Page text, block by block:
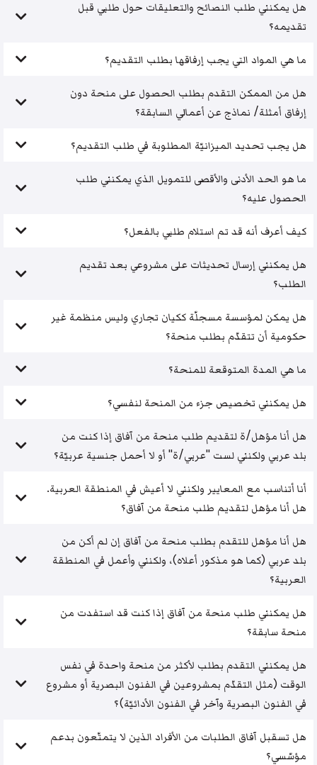
هل يمكنني طلب النصائح والتعليقات حول طلبي قبل
تقديمه؟
ما هي المواد التي يجب إرفاقها بطلب التقديم؟
هل من الممكن التقدم بطلب الحصول على منحة دون
إرفاق أمثلة/ نماذج عن أعمالي السابقة؟
هل يجب تحديد الميزانيّة المطلوبة في طلب التقديم؟
ما هو الحد الأدنى والأقصى للتمويل الذي يمكنني طلب
الحصول عليه؟
كيف أعرف أنه قد تم استلام طلبي بالفعل؟
هل يمكنني إرسال تحديثات على مشروعي بعد تقديم
الطلب؟
هل يمكن لمؤسسة مسجلّة ككيان تجاري وليس منظمة غير
حكومية أن تتقدّم بطلب منحة؟
ما هي المدة المتوقعة للمنحة؟
هل يمكنني تخصيص جزء من المنحة لنفسي؟
هل أنا مؤهل/ة لتقديم طلب منحة من آفاق إذا كنت من
بلد عربي ولكنني لست "عربي/ة" أو لا أحمل جنسية عربيّة؟
أنا أتناسب مع المعايير ولكنني لا أعيش في المنطقة العربية.
هل أنا مؤهل لتقديم طلب منحة من آفاق؟
هل أنا مؤهل للتقدم بطلب منحة من آفاق إن لم أكن من
بلد عربي (كما هو مذكور أعلاه)، ولكنني وأعمل في المنطقة
العربية؟
هل يمكنني طلب منحة من آفاق إذا كنت قد استفدت من
منحة سابقة؟
هل يمكنني التقدم بطلب لأكثر من منحة واحدة في نفس
الوقت (مثل التقدّم بمشروعين في الفنون البصرية أو مشروع
في الفنون البصرية وآخر في الفنون الأدائيّة)؟
هل تسقبل آفاق الطلبات من الأفراد الذين لا يتمتّعون بدعم
مؤسّسي؟